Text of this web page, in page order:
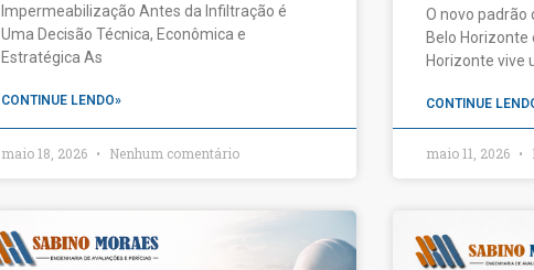
Impermeabilização Antes da Infiltração é
Uma Decisão Técnica, Econômica e
Estratégica As
CONTINUE LENDO»
maio 18, 2026 Nenhum comentário
O novo padrão
Belo Horizonte
Horizonte vive
CONTINUE
maio 11, 2026